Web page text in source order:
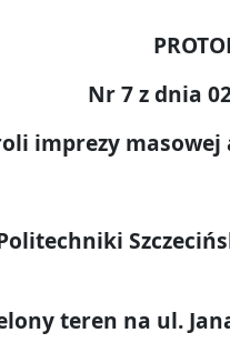
Nr 7 z dnia
imprezy
teren na ul.